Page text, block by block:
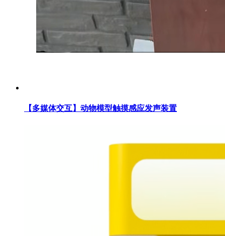
【多媒体交互】动物模型触摸感应发声装置